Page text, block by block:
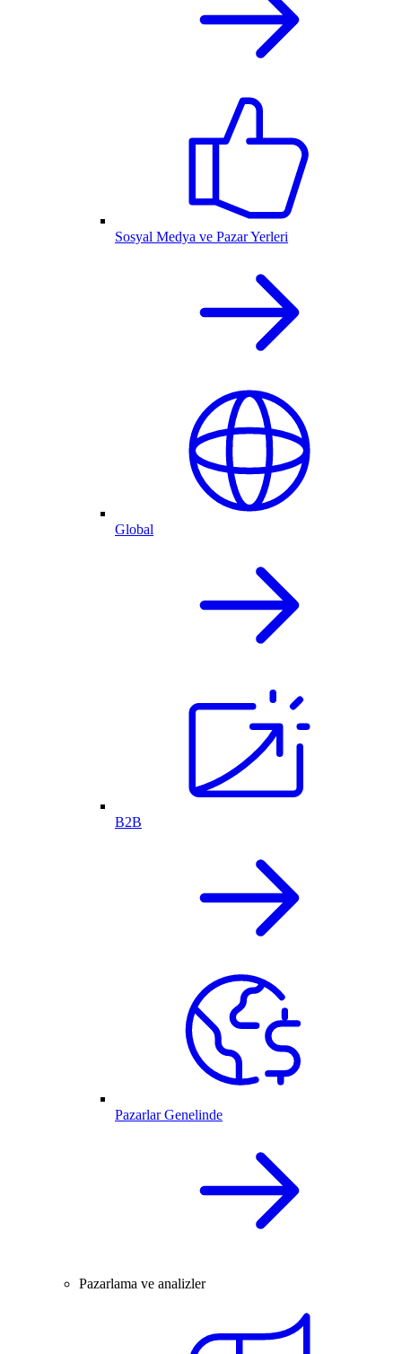
Sosyal Medya ve Pazar Yerleri
Global
B2B
Pazarlar Genelinde
Pazarlama ve analizler